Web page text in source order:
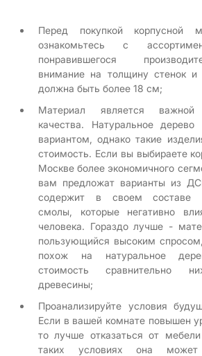
Перед покупкой корпусной
ознакомьтесь с
понравившегося
внимание на толщину стенок и
должна быть более 18 см;
Материал является важной
качества. Натуральное
вариантом, однако такие
стоимость. Если вы выбираете
Москве более экономичного
вам предложат варианты из
содержит в своем составе
смолы, которые негативно
человека. Гораздо лучше -
пользующийся высоким
похож на натуральное
стоимость сравнительно
древесины;
Проанализируйте условия
Если в вашей комнате повышен
то лучше отказаться от
таких условиях она может